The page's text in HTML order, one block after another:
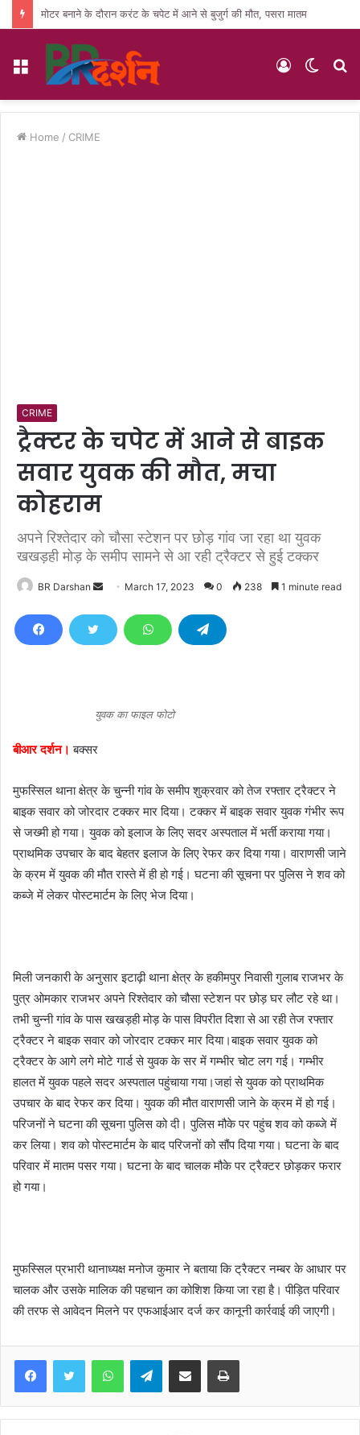
मोटर बनाने के दौरान करंट के चपेट में आने से बुजुर्ग की मौत, पसरा मातम
Menu
Switch
Log
Home / CRIME
CRIME
ट्रैक्टर के चपेट में आने से बाइक
सवार युवक की मौत, मचा
कोहराम
अपने रिश्तेदार को चौसा स्टेशन पर छोड़ गांव जा रहा था युवक
खखड़ही मोड़ के समीप सामने से आ रही ट्रैक्टर से हुई टक्कर
BR Darshan
d
m
March 17, 2023 0 238 1 minute read
युवक का फाइल फोटो
बीआर दर्शन। बक्सर
मुफस्सिल थाना क्षेत्र के चुन्नी गांव के समीप शुक्रवार को तेज रफ्तार ट्रैक्टर ने
बाइक सवार को जोरदार टक्कर मार दिया। टक्कर में बाइक सवार युवक गंभीर रूप
से जख्मी हो गया। युवक को इलाज के लिए सदर अस्पताल में भर्ती कराया गया।
प्राथमिक उपचार के बाद बेहतर इलाज के लिए रेफर कर दिया गया। वाराणसी जाने
के क्रम में युवक की मौत रास्ते में ही हो गई। घटना की सूचना पर पुलिस ने शव को
कब्जे में लेकर पोस्टमार्टम के लिए भेज दिया।
मिली जनकारी के अनुसार इटाढ़ी थाना क्षेत्र के हकीमपुर निवासी गुलाब राजभर के
पुत्र ओमकार राजभर अपने रिश्तेदार को चौसा स्टेशन पर छोड़ घर लौट रहे था।
तभी चुन्नी गांव के पास खखड़ही मोड़ के पास विपरीत दिशा से आ रही तेज रफ्तार
ट्रैक्टर ने बाइक सवार को जोरदार टक्कर मार दिया।बाइक सवार युवक को
ट्रैक्टर के आगे लगे मोटे गार्ड से युवक के सर में गम्भीर चोट लग गई। गम्भीर
हालत में युवक पहले सदर अस्पताल पहुंचाया गया।जहां से युवक को प्राथमिक
उपचार के बाद रेफर कर दिया। युवक की मौत वाराणसी जाने के क्रम में हो गई।
परिजनों ने घटना की सूचना पुलिस को दी। पुलिस मौके पर पहुंच शव को कब्जे में
कर लिया। शव को पोस्टमार्टम के बाद परिजनों को सौंप दिया गया। घटना के बाद
परिवार में मातम पसर गया। घटना के बाद चालक मौके पर ट्रैक्टर छोड़कर फरार
हो गया।
मुफस्सिल प्रभारी थानाध्यक्ष मनोज कुमार ने बताया कि ट्रैक्टर नम्बर के आधार पर
चालक और उसके मालिक की पहचान का कोशिश किया जा रहा है। पीड़ित परिवार
की तरफ से आवेदन मिलने पर एफआईआर दर्ज कर कानूनी कार्रवाई की जाएगी।
Telegram